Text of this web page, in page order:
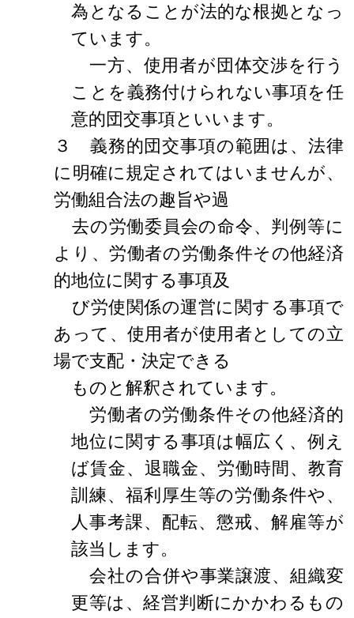
為となることが法的な根拠となっ
ています。
一方、使用者が団体交渉を行う
ことを義務付けられない事項を任
意的団交事項といいます。
３ 義務的団交事項の範囲は、法律
に明確に規定されてはいませんが、
労働組合法の趣旨や過
去の労働委員会の命令、判例等に
より、労働者の労働条件その他経済
的地位に関する事項及
び労使関係の運営に関する事項で
あって、使用者が使用者としての立
場で支配・決定できる
ものと解釈されています。
労働者の労働条件その他経済的
地位に関する事項は幅広く、例え
ば賃金、退職金、労働時間、教育
訓練、福利厚生等の労働条件や、
人事考課、配転、懲戒、解雇等が
該当します。
会社の合併や事業譲渡、組織変
更等は、経営判断にかかわるもの